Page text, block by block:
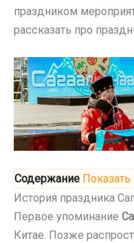
праздником
рассказать про
Содержание Показать
История праздника
Первое упоминание
Китае. Позже